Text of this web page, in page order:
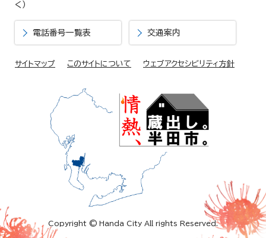
く）
電話番号一覧表 交通案内
サイトマップ このサイトについて ウェブアクセシビリティ方針
Copyright © Handa City All rights Reserved.